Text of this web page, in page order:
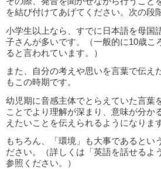
を結び付けてあげてください。次の段
小学生以上なら、すでに日本語を母国
子さんが多いです。（一般的に10歳こ
ると言われています。）
また、自分の考えや思いを言葉で伝え
もこの時期です。
幼児期に音感主体でとらえていた言葉
ことでより理解が深まり、意味が分か
えたいことを伝えられるようになります
もちろん、「環境」も大事であるとい
ださい。（詳しくは「英語を話せるよ
参照ください。）